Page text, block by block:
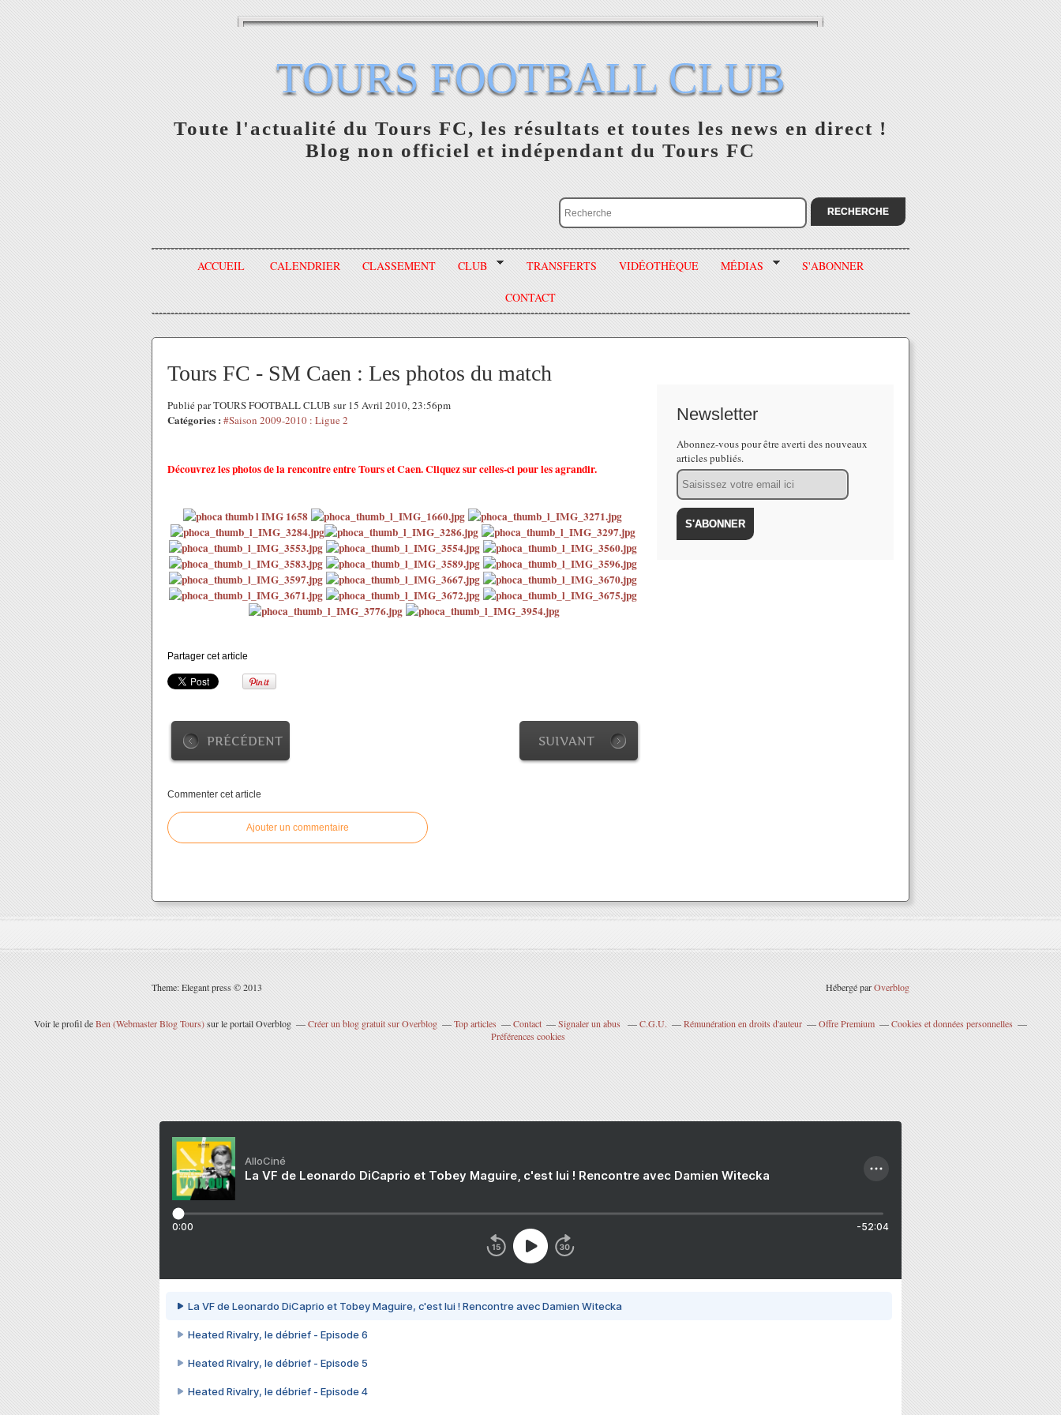
TOURS FOOTBALL CLUB
Toute l'actualité du Tours FC, les résultats et toutes les news en direct !
Blog non officiel et indépendant du Tours FC
ACCUEIL CALENDRIER CLASSEMENT CLUB TRANSFERTS VIDÉOTHÈQUE MÉDIAS S'ABONNER
CONTACT
Tours FC - SM Caen : Les photos du match
Publié par TOURS FOOTBALL CLUB sur 15 Avril 2010, 23:56pm
Catégories : #Saison 2009-2010 : Ligue 2
Découvrez les photos de la rencontre entre Tours et Caen. Cliquez sur celles-ci pour les agrandir.
Partager cet article
PRÉCÉDENT SUIVANT
Commenter cet article
Ajouter un commentaire
Newsletter
Abonnez-vous pour être averti des nouveaux
articles publiés.
Email
Theme: Elegant press © 2013 Hébergé parOverblog
Voir le profil deBen (Webmaster Blog Tours)sur le portail Overblog Créer un blog gratuit sur Overblog Top articles Contact Signaler un abus C.G.U. Rémunération en droits d'auteur Offre Premium
Cookies et données personnelles
Préférences cookies
AlloCiné
La VF de Leonardo DiCaprio et Tobey Maguire, c'est lui ! Rencontre avec Damien Witecka
0:00 -52:04
La VF de Leonardo DiCaprio et Tobey Maguire, c'est lui ! Rencontre avec Damien Witecka
Heated Rivalry, le débrief - Episode 6
Heated Rivalry, le débrief - Episode 5
Heated Rivalry, le débrief - Episode 4